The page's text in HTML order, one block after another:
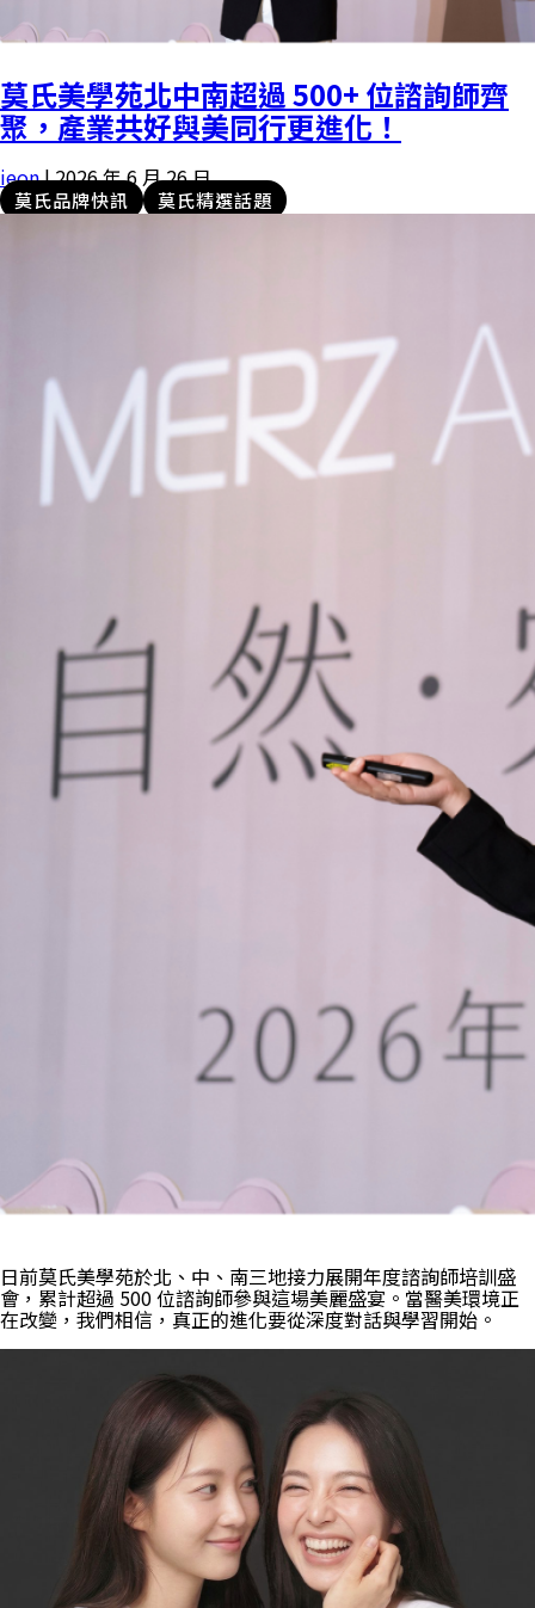
莫氏美學苑北中南超過 500+ 位諮詢師齊
聚，產業共好與美同行更進化！
ieon|2026 年 6 月 26 日
莫氏品牌快訊 莫氏精選話題
日前莫氏美學苑於北、中、南三地接力展開年度諮詢師培訓盛
會，累計超過 500 位諮詢師參與這場美麗盛宴。當醫美環境正
在改變，我們相信，真正的進化要從深度對話與學習開始。